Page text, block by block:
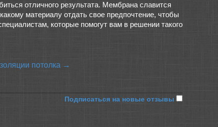
отличного результата. Мембрана славится
материалу отдать свое предпочтение, чтобы
которые помогут вам в решении такого
потолка →
Подписаться на новые отзывы